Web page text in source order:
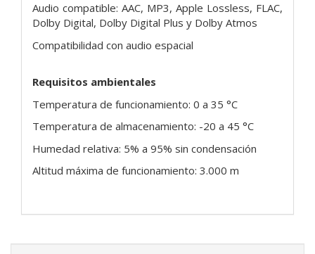
Audio compatible: AAC, MP3, Apple Lossless, FLAC,
Dolby Digital, Dolby Digital Plus y Dolby Atmos
Compatibilidad con audio espacial
Requisitos ambientales
Temperatura de funcionamiento: 0 a 35 °C
Temperatura de almacenamiento: -20 a 45 °C
Humedad relativa: 5% a 95% sin condensación
Altitud máxima de funcionamiento: 3.000 m